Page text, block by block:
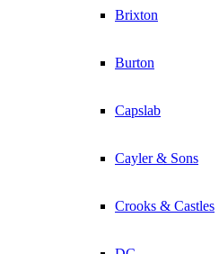
Brixton
Burton
Capslab
Cayler & Sons
Crooks & Castles